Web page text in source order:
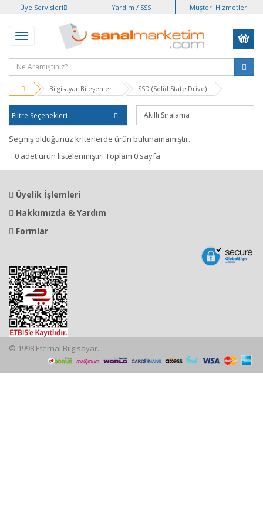
Üye Servisleri Yardım / SSS Müşteri Hizmetleri
Bilgisayar Bileşenleri SSD (Solid State Drive)
Filtre Seçenekleri
Seçmiş olduğunuz kriterlerde ürün bulunamamıştır.
0 adet ürün listelenmiştir. Toplam 0 sayfa
Üyelik İşlemleri
Hakkımızda & Yardım
Formlar
© 1998 Eternal Bilgisayar.